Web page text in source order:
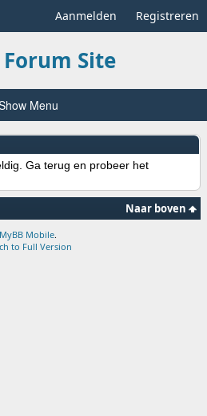
Aanmelden Registreren
Site
Menu
Ga terug en probeer het
Naar boven
MyBB Mobile
to Full Version